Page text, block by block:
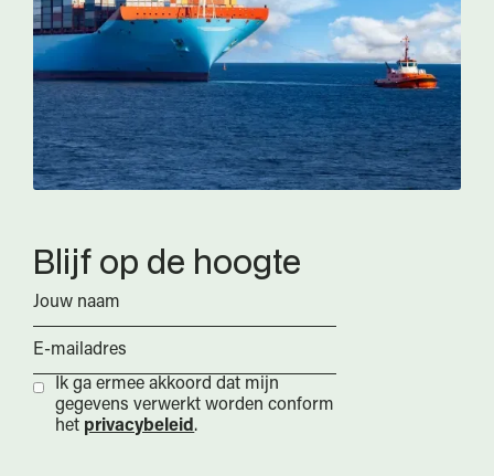
Blijf op de hoogte
Ik ga ermee akkoord dat mijn
gegevens verwerkt worden conform
het privacybeleid.